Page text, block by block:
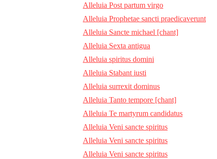
Alleluia Post partum virgo
Alleluia Prophetae sancti praedicaverunt
Alleluia Sancte michael [chant]
Alleluia Sexta antigua
Alleluia spiritus domini
Alleluia Stabant iusti
Alleluia surrexit dominus
Alleluia Tanto tempore [chant]
Alleluia Te martyrum candidatus
Alleluia Veni sancte spiritus
Alleluia Veni sancte spiritus
Alleluia Veni sancte spiritus